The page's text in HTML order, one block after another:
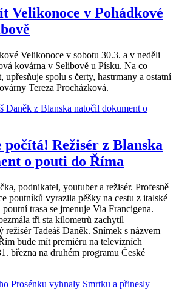
Velikonoce v Pohádkové
Velikonoce v sobotu 30.3. a v neděli
kovárna v Selibově u Písku. Na co
upřesňuje spolu s čerty, hastrmany a ostatní
Tereza Procházková.
Režisér z Blanska
o pouti do Říma
podnikatel, youtuber a režisér. Profesně
poutníků vyrazila pěšky na cestu z italské
trasa se jmenuje Via Francigena.
tři sta kilometrů zachytil
režisér Tadeáš Daněk. Snímek s názvem
bude mít premiéru na televizních
března na druhém programu České